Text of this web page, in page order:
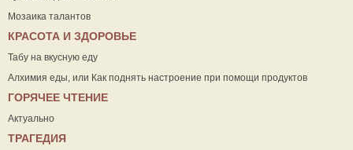
Мозаика талантов
КРАСОТА И ЗДОРОВЬЕ
Табу на вкусную еду
Алхимия еды, или Как поднять настроение при помощи продуктов
ГОРЯЧЕЕ ЧТЕНИЕ
Актуально
ТРАГЕДИЯ